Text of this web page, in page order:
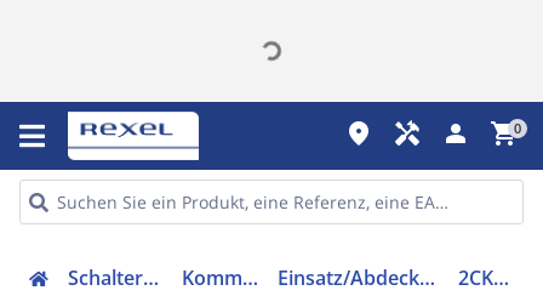
place handyman person shopping_cart0
Schalter, Steckdosen, Stecker Kommunikationstechnik Einsatz/Abdeckung für Kommunikationstechnik 2CKA001724A1754